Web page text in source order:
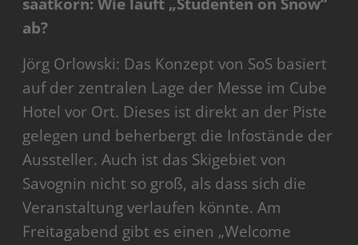
ab?
Jörg Orlowski: Das Konzept von SoS basiert
auf der zentralen Lage der Messe im Cube
Hotel vor Ort. Dieses ist direkt an der Piste
gelegen und beherbergt die Infostände der
Aussteller. Auch ist das Skigebiet von
Savognin nicht so groß, als dass sich die
Veranstaltung verlaufen könnte. Am
Freitagabend gibt es einen „Welcome